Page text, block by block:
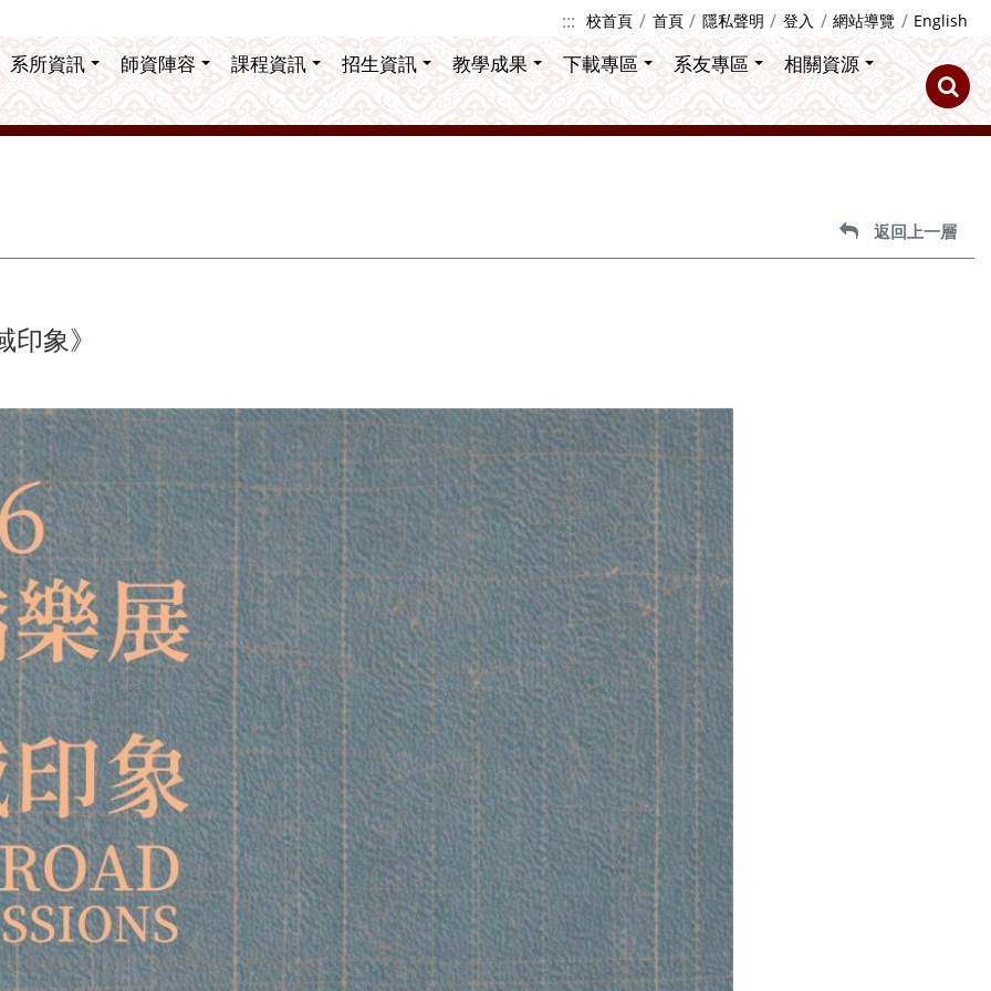
::: 校首頁 首頁 隱私聲明 登入 網站導覽 English
系所資訊 師資陣容 課程資訊 招生資訊 教學成果 下載專區 系友專區 相關資源
返回上一層
象》